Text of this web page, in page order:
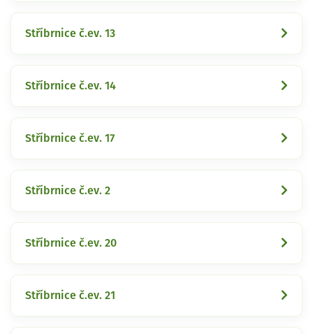
Stříbrnice č.ev. 13
Stříbrnice č.ev. 14
Stříbrnice č.ev. 17
Stříbrnice č.ev. 2
Stříbrnice č.ev. 20
Stříbrnice č.ev. 21